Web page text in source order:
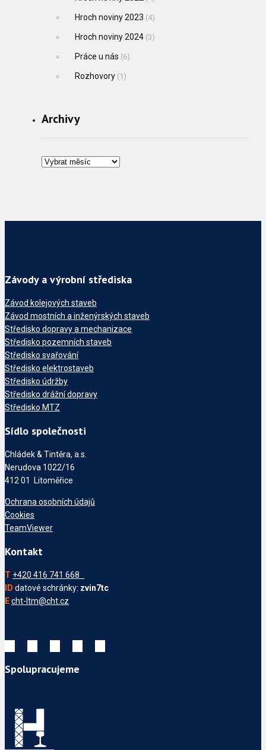
Hroch noviny 2023 (4)
Hroch noviny 2024(3)
Práce u nás (6)
Rozhovory(1)
Archivy
Závody a výrobní střediska
Závod kolejových staveb
Závod mostních a inženýrských staveb
Středisko dopravy a mechanizace
Středisko pozemních staveb
Středisko svařování
Středisko elektrostaveb
Středisko údržby
Středisko drážní dopravy
Středisko MTZ
Sídlo společnosti
Chládek & Tintěra, a.s.
Nerudova 1022/16
412 01 Litoměřice
Ochrana osobních údajů
Cookies
TeamViewer
Kontakt
T +420 416 741 668
ID datové schránky: zvin7tc
Echt-ltm@cht.cz
Spolupracujeme